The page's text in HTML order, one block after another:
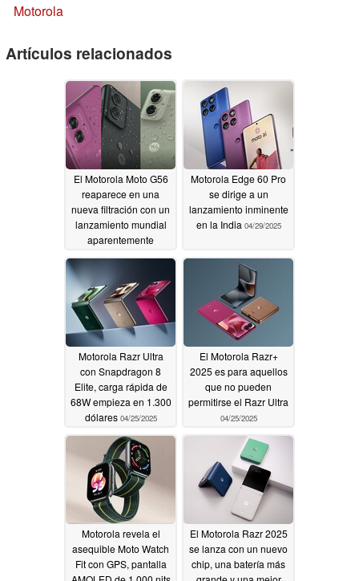
Motorola
Artículos relacionados
El Motorola Moto G56
reaparece en una
nueva filtración con un
lanzamiento mundial
aparentemente
05/02/2025
Motorola Edge 60 Pro
se dirige a un
lanzamiento inminente
en la India 04/29/2025
Motorola Razr Ultra
con Snapdragon 8
Elite, carga rápida de
68W empieza en 1.300
dólares 04/25/2025
El Motorola Razr+
2025 es para aquellos
que no pueden
permitirse el Razr Ultra
04/25/2025
Motorola revela el
asequible Moto Watch
Fit con GPS, pantalla
El Motorola Razr 2025
se lanza con un nuevo
chip, una batería más